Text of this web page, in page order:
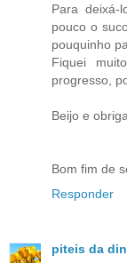
Para deixá-
pouco o
pouquinho
Fiquei
progresso,
Beijo e
Bom fim de
Responder
piteis da